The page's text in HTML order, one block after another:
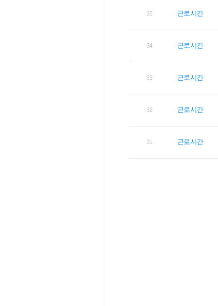
35 근로시간
34 근로시간
33 근로시간
32 근로시간
31 근로시간